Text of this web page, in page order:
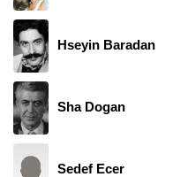
Hseyin Baradan
Sha Dogan
Sedef Ecer